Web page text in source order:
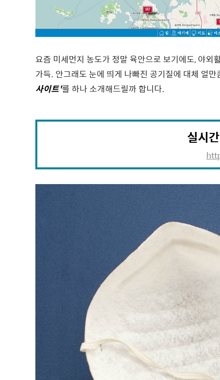
요즘 미세먼지 농도가 정말 육안으로 보기에도, 야
가득. 안그래도 눈에 띄게 나빠진 공기질에 대체 얼
사이트'를 하나 소개해드릴까 합니다.
실시